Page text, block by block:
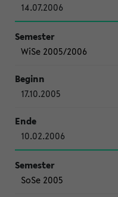
14.07.2006
WiSe 2005/2006
17.10.2005
10.02.2006
SoSe 2005